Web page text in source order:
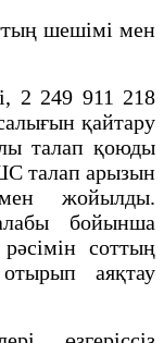
шешімі мен
2 249 911 218
қайтару
талап қоюды
талап арызын
жойылды.
бойынша
соттың
аяқтау